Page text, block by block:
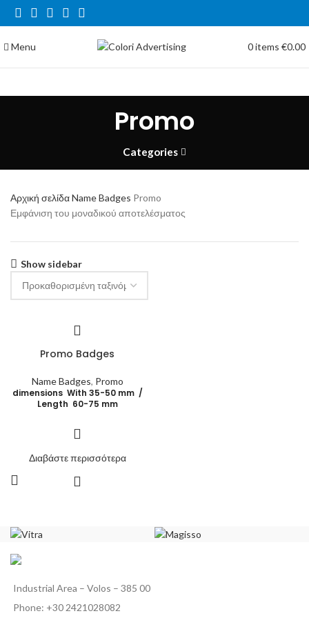
Menu 0items €0.00
Promo
Categories
Αρχική σελίδαName Badges Promo
Εμφάνιση του μοναδικού αποτελέσματος
Show sidebar
Promo Badges
Name Badges, Promo
dimensions With 35-50 mm /
Length 60-75 mm
Διαβάστε περισσότερα
Industrial Area – Volos – 385 00
Phone: +30 2421028082